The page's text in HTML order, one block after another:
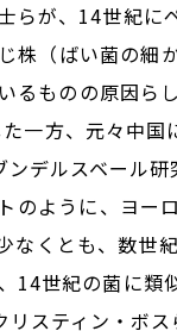
らが、14世紀
株（ばい菌の
るものの原因
一方、元々中
デルスベール
のように、ヨ
なくとも、数世
14世紀の菌に
スティン・ボス